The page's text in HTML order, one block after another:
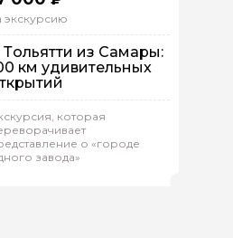
экскурсию
Тольятти из Самары:
км удивительных
которая
о «городе
завода»
Татьяна.В 789
Индивидуальная
На машине